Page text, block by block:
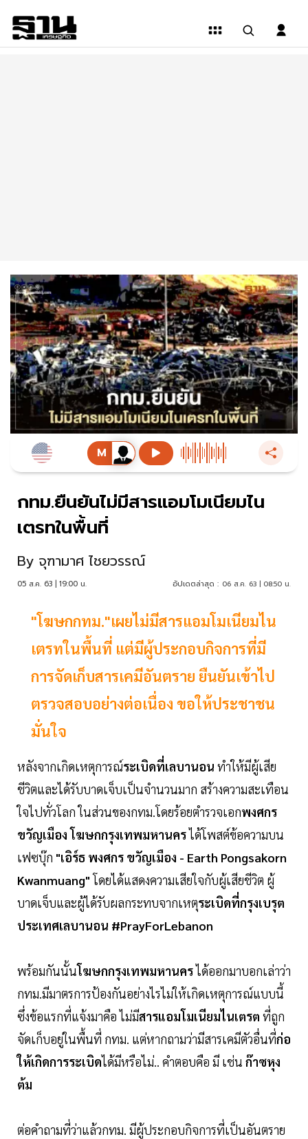
กทม.ยืนยันไม่มีสารแอมโมเนียมไน
เตรทในพื้นที่
By จุฑามาศ ไชยวรรณ์
05 ส.ค. 63 | 19:00 น. อัปเดตล่าสุด : 06 ส.ค. 63 | 08:50 น.
"โฆษกกทม."เผยไม่มีสารแอมโมเนียมไน
เตรทในพื้นที่ แต่มีผู้ประกอบกิจการที่มี
การจัดเก็บสารเคมีอันตราย ยืนยันเข้าไป
ตรวจสอบอย่างต่อเนื่อง ขอให้ประชาชน
มั่นใจ
หลังจากเกิดเหตุการณ์ระเบิดที่เลบานอน ทำให้มีผู้เสีย
ชีวิตและได้รับบาดเจ็บเป็นจำนวนมาก สร้างความสะเทือน
ใจไปทั่วโลก ในส่วนของกทม.โดยร้อยตำรวจเอกพงศกร
ขวัญเมือง โฆษกกรุงเทพมหานครได้โพสต์ข้อความบน
เฟซบุ๊ก "เอิร์ธ พงศกร ขวัญเมือง - Earth Pongsakorn
Kwanmuang"โดยได้แสดงความเสียใจกับผู้เสียชีวิต ผู้
บาดเจ็บและผู้ได้รับผลกระทบจากเหตุระเบิดที่กรุงเบรุต
ประเทศเลบานอน #PrayForLebanon
พร้อมกันนั้นโฆษกกรุงเทพมหานครได้ออกมาบอกเล่าว่า
กทม.มีมาตรการป้องกันอย่างไรไม่ให้เกิดเหตุการณ์แบบนี้
ซึ่งข้อแรกที่แจ้งมาคือ ไม่มีสารแอมโมเนียมไนเตรต ที่ถูก
จัดเก็บอยู่ในพื้นที่ กทม. แต่หากถามว่ามีสารเคมีตัวอื่นที่ก่อ
ให้เกิดการระเบิดได้มีหรือไม่.. คำตอบคือ มี เช่น ก๊าซหุง
ต้ม
ต่อคำถามที่ว่าแล้วกทม. มีผู้ประกอบกิจการที่เป็นอันตราย